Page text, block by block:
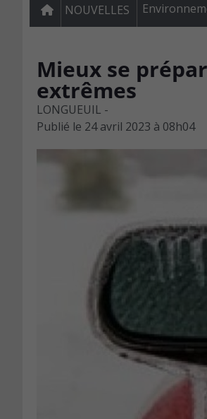
NOUVELLES
Mieux se
extrêmes
LONGUEUIL -
Publié le 24 avril 2023 à 08h04